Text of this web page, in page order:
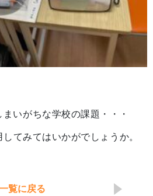
いがちな学校の課題・・・
てみてはいかがでしょうか。
覧に戻る